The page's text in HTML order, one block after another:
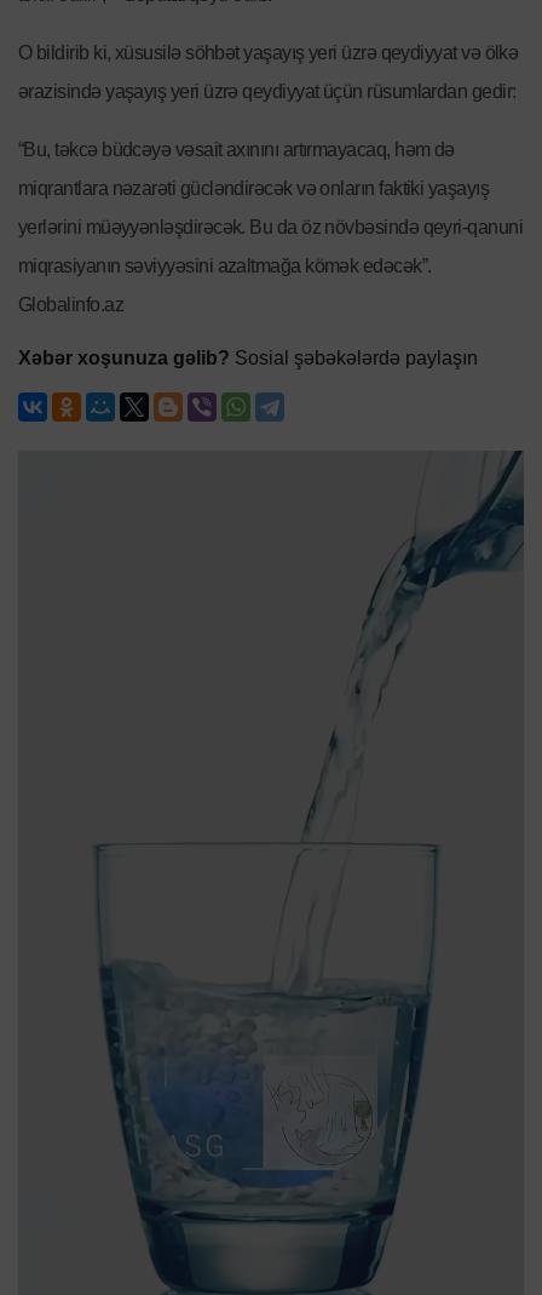
O bildirib ki, xüsusilə söhbət yaşayış yeri üzrə qeydiyyat və ölkə
ərazisində yaşayış yeri üzrə qeydiyyat üçün rüsumlardan gedir:
“Bu, təkcə büdcəyə vəsait axınını artırmayacaq, həm də
miqrantlara nəzarəti gücləndirəcək və onların faktiki yaşayış
yerlərini müəyyənləşdirəcək. Bu da öz növbəsində qeyri-qanuni
miqrasiyanın səviyyəsini azaltmağa kömək edəcək”.
Globalinfo.az
Xəbər xoşunuza gəlib? Sosial şəbəkələrdə paylaşın